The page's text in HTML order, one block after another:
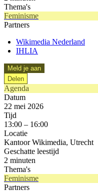
Thema's
Feminisme
Partners
Wikimedia Nederland
IHLIA
Meld je aan
Delen
Agenda
Datum
22 mei 2026
Tijd
13:00 – 16:00
Locatie
Kantoor Wikimedia, Utrecht
Geschatte leestijd
2 minuten
Thema's
Feminisme
Partners